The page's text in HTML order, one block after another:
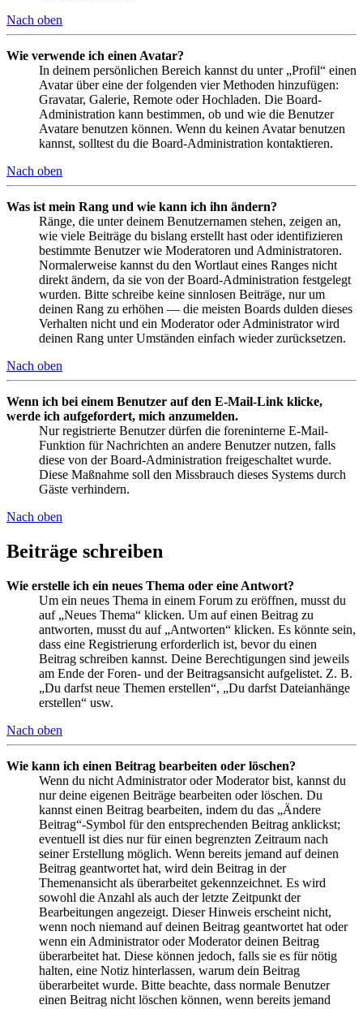
Nach oben
Wie verwende ich einen Avatar?
In deinem persönlichen Bereich kannst du unter „Profil“ einen
Avatar über eine der folgenden vier Methoden hinzufügen:
Gravatar, Galerie, Remote oder Hochladen. Die Board-
Administration kann bestimmen, ob und wie die Benutzer
Avatare benutzen können. Wenn du keinen Avatar benutzen
kannst, solltest du die Board-Administration kontaktieren.
Nach oben
Was ist mein Rang und wie kann ich ihn ändern?
Ränge, die unter deinem Benutzernamen stehen, zeigen an,
wie viele Beiträge du bislang erstellt hast oder identifizieren
bestimmte Benutzer wie Moderatoren und Administratoren.
Normalerweise kannst du den Wortlaut eines Ranges nicht
direkt ändern, da sie von der Board-Administration festgelegt
wurden. Bitte schreibe keine sinnlosen Beiträge, nur um
deinen Rang zu erhöhen — die meisten Boards dulden dieses
Verhalten nicht und ein Moderator oder Administrator wird
deinen Rang unter Umständen einfach wieder zurücksetzen.
Nach oben
Wenn ich bei einem Benutzer auf den E-Mail-Link klicke,
werde ich aufgefordert, mich anzumelden.
Nur registrierte Benutzer dürfen die foreninterne E-Mail-
Funktion für Nachrichten an andere Benutzer nutzen, falls
diese von der Board-Administration freigeschaltet wurde.
Diese Maßnahme soll den Missbrauch dieses Systems durch
Gäste verhindern.
Nach oben
Beiträge schreiben
Wie erstelle ich ein neues Thema oder eine Antwort?
Um ein neues Thema in einem Forum zu eröffnen, musst du
auf „Neues Thema“ klicken. Um auf einen Beitrag zu
antworten, musst du auf „Antworten“ klicken. Es könnte sein,
dass eine Registrierung erforderlich ist, bevor du einen
Beitrag schreiben kannst. Deine Berechtigungen sind jeweils
am Ende der Foren- und der Beitragsansicht aufgelistet. Z. B.
„Du darfst neue Themen erstellen“, „Du darfst Dateianhänge
erstellen“ usw.
Nach oben
Wie kann ich einen Beitrag bearbeiten oder löschen?
Wenn du nicht Administrator oder Moderator bist, kannst du
nur deine eigenen Beiträge bearbeiten oder löschen. Du
kannst einen Beitrag bearbeiten, indem du das „Ändere
Beitrag“-Symbol für den entsprechenden Beitrag anklickst;
eventuell ist dies nur für einen begrenzten Zeitraum nach
seiner Erstellung möglich. Wenn bereits jemand auf deinen
Beitrag geantwortet hat, wird dein Beitrag in der
Themenansicht als überarbeitet gekennzeichnet. Es wird
sowohl die Anzahl als auch der letzte Zeitpunkt der
Bearbeitungen angezeigt. Dieser Hinweis erscheint nicht,
wenn noch niemand auf deinen Beitrag geantwortet hat oder
wenn ein Administrator oder Moderator deinen Beitrag
überarbeitet hat. Diese können jedoch, falls sie es für nötig
halten, eine Notiz hinterlassen, warum dein Beitrag
überarbeitet wurde. Bitte beachte, dass normale Benutzer
einen Beitrag nicht löschen können, wenn bereits jemand